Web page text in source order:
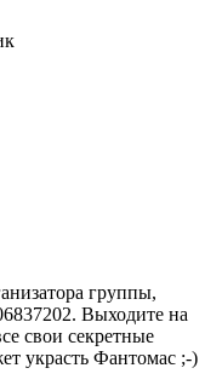
группы,
Выходите на
свои секретные
украсть Фантомас ;-)